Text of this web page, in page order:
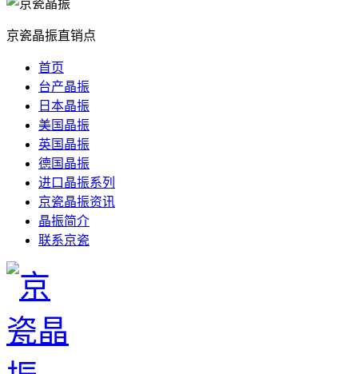
京瓷晶振直销点
首页
台产晶振
日本晶振
美国晶振
英国晶振
德国晶振
进口晶振系列
京瓷晶振资讯
晶振简介
联系京瓷